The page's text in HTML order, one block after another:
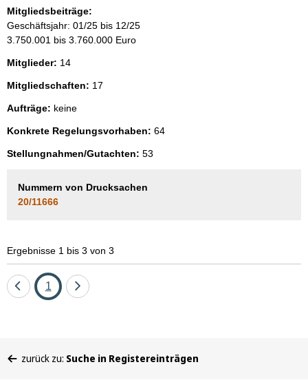
Mitgliedsbeiträge:
Geschäftsjahr: 01/25 bis 12/25
3.750.001 bis 3.760.000 Euro
Mitglieder: 14
Mitgliedschaften: 17
Aufträge: keine
Konkrete Regelungsvorhaben: 64
Stellungnahmen/Gutachten: 53
Nummern von Drucksachen
20/11666
Ergebnisse 1 bis 3 von 3
EineSeite
1
Eine
befinden
zurück zu: Suche in Registereinträgen